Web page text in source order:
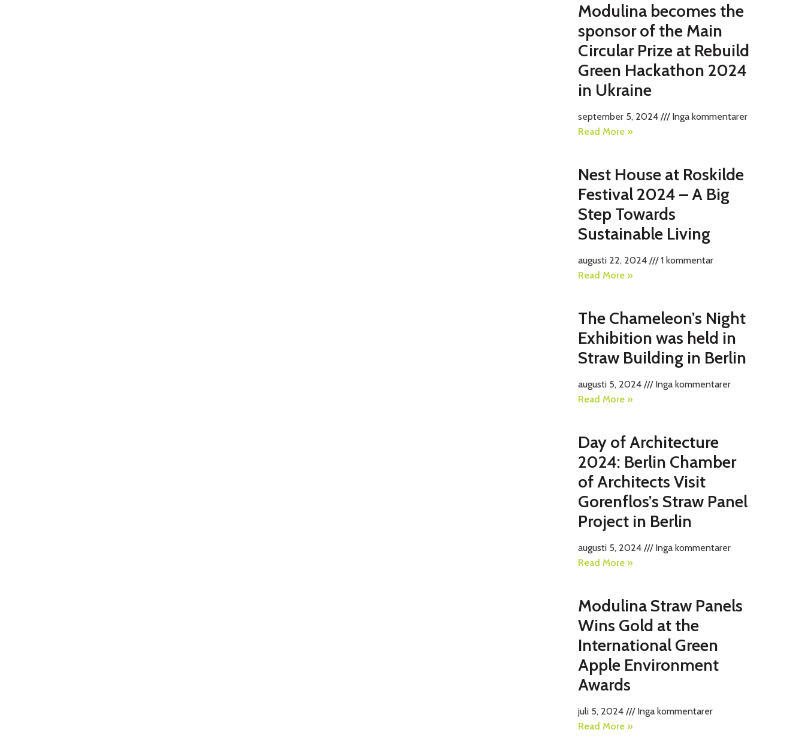
Modulina becomes the
sponsor of the Main
Circular Prize at Rebuild
Green Hackathon 2024
in Ukraine
september 5, 2024
Inga kommentarer
Read More »
Nest House at Roskilde
Festival 2024 – A Big
Step Towards
Sustainable Living
augusti 22, 2024
1 kommentar
Read More »
The Chameleon’s Night
Exhibition was held in
Straw Building in Berlin
augusti 5, 2024
Inga kommentarer
Read More »
Day of Architecture
2024: Berlin Chamber
of Architects Visit
Gorenflos’s Straw Panel
Project in Berlin
augusti 5, 2024
Inga kommentarer
Read More »
Modulina Straw Panels
Wins Gold at the
International Green
Apple Environment
Awards
juli 5, 2024
Inga kommentarer
Read More »